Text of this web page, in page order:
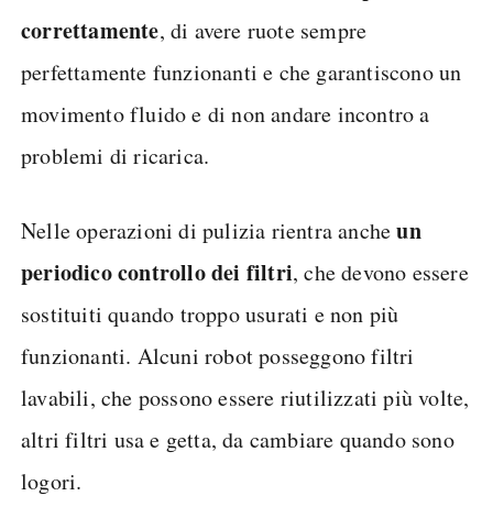
correttamente, di avere ruote sempre
perfettamente funzionanti e che garantiscono un
movimento fluido e di non andare incontro a
problemi di ricarica.
Nelle operazioni di pulizia rientra ancheun
periodico controllo dei filtri, che devono essere
sostituiti quando troppo usurati e non più
funzionanti. Alcuni robot posseggono filtri
lavabili, che possono essere riutilizzati più volte,
altri filtri usa e getta, da cambiare quando sono
logori.